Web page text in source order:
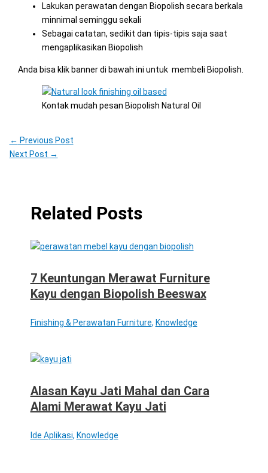
Lakukan perawatan dengan Biopolish secara berkala
minnimal seminggu sekali
Sebagai catatan, sedikit dan tipis-tipis saja saat
mengaplikasikan Biopolish
Anda bisa klik banner di bawah ini untuk membeli Biopolish.
Kontak mudah pesan Biopolish Natural Oil
← Previous Post
Next Post →
Related Posts
7 Keuntungan Merawat Furniture
Kayu dengan Biopolish Beeswax
Finishing & Perawatan Furniture, Knowledge
Alasan Kayu Jati Mahal dan Cara
Alami Merawat Kayu Jati
Ide Aplikasi, Knowledge